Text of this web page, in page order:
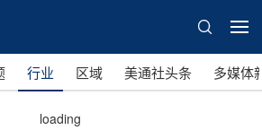
行业 区域 美通社头条 多媒体
loading